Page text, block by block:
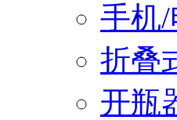
手机/
折叠
开瓶